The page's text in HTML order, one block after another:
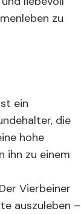
zu
ein
die
hohe
ihn zu einem
Vierbeiner
auszuleben –